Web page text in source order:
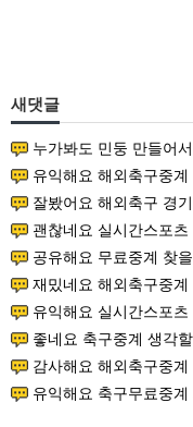
새댓글
누가봐도 민둥 만들어서 탈북하는것들이나 뭔가
유익해요 해외축구중계 링크 찾기 쉬워서 자
잘봤어요 해외축구 경기 일정 한눈에 보기
괜찮네요 실시간스포츠 정보 확인하기 좋
공유해요 무료중계 찾을 때 여기가 제일 편해
재밌네요 해외축구중계 링크 찾기 쉬워서 자
유익해요 실시간스포츠 정보 확인하기 좋아요.
좋네요 축구중계 생각할 때 도움 되는 팁이 많
감사해요 해외축구중계 링크 찾기 쉬워서 자
유익해요 축구무료중계 사이트 중에 여기가 최